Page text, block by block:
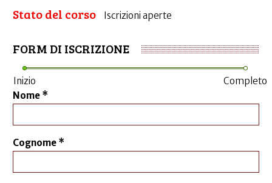
Stato del corso Iscrizioni aperte
FORM DI ISCRIZIONE
Inizio
Completo
Nome *
Cognome *